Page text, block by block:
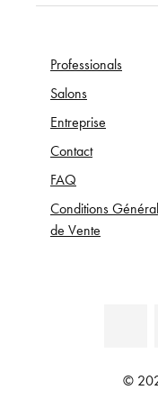
Professionals
Salons
Entreprise
Contact
FAQ
Conditions
de Vente
©